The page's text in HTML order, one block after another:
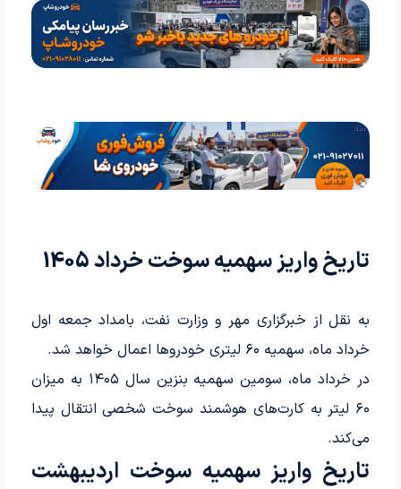
تاریخ واریز سهمیه سوخت خرداد 1405
به نقل از خبرگزاری مهر و وزارت نفت، بامداد جمعه اول
خرداد ماه، سهمیه ۶۰ لیتری خودروها اعمال خواهد شد.
در خرداد ماه، سومین سهمیه بنزین سال ۱۴۰۵ به میزان
۶۰ لیتر به کارت‌های هوشمند سوخت شخصی انتقال پیدا
می‌کند.
تاریخ واریز سهمیه سوخت اردیبهشت